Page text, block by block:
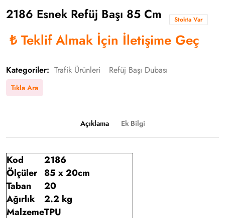
2186 Esnek Refüj Başı 85 Cm Stokta Var
₺Teklif Almak İçin İletişime Geç
Kategoriler: Trafik Ürünleri Refüj Başı Dubası
Tıkla Ara
Açıklama Ek Bilgi
Kod
2186
Ölçüler 85 x 20cm
Taban
20
Ağırlık
2.2 kg
MalzemeTPU